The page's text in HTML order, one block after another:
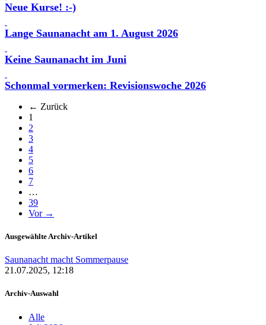
Neue Kurse! :-)
Lange Saunanacht am 1. August 2026
Keine Saunanacht im Juni
Schonmal vormerken: Revisionswoche 2026
← Zurück
1
2
3
4
5
6
7
…
39
Vor →
Ausgewählte Archiv-Artikel
Saunanacht macht Sommerpause
21.07.2025, 12:18
Archiv-Auswahl
Alle